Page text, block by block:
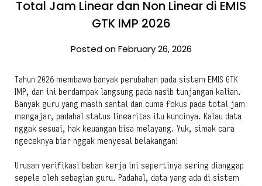
Total Jam Linear dan Non Linear di EMIS
GTK IMP 2026
Posted on February 26, 2026
Tahun 2026 membawa banyak perubahan pada sistem EMIS GTK
IMP, dan ini berdampak langsung pada nasib tunjangan kalian.
Banyak guru yang masih santai dan cuma fokus pada total jam
mengajar, padahal status linearitas itu kuncinya. Kalau data
nggak sesuai, hak keuangan bisa melayang. Yuk, simak cara
ngeceknya biar nggak menyesal belakangan!
Urusan verifikasi beban kerja ini sepertinya sering dianggap
sepele oleh sebagian guru. Padahal, data yang ada di sistem